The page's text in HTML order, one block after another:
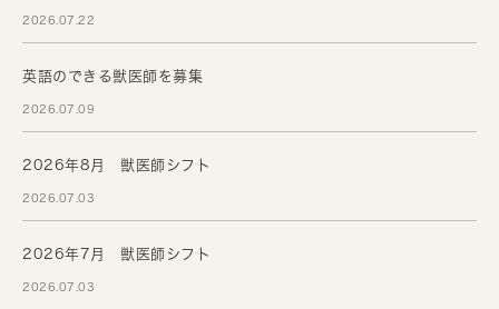
2026.07.22
英語のできる獣医師を募集
2026.07.09
2026年8月 獣医師シフト
2026.07.03
2026年7月 獣医師シフト
2026.07.03